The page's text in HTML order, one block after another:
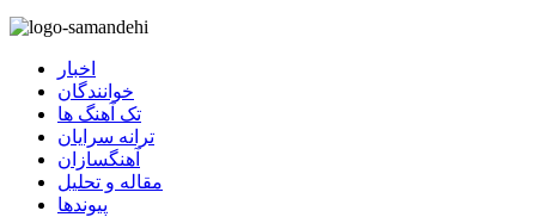
اخبار
خوانندگان
تک آهنگ ها
ترانه سرایان
آهنگسازان
مقاله و تحلیل
پیوندها